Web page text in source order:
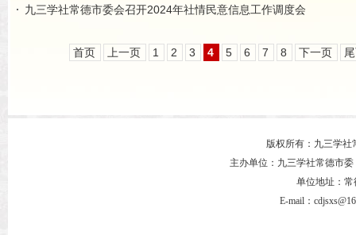
九三学社常德市委会召开2024年社情民意信息工作调度会
首页 上一页 1 2 3 4 5 6 7 8 下一页
版权所有：九三学
主办单位：九三学社常德市
单位地址：
E-mail：